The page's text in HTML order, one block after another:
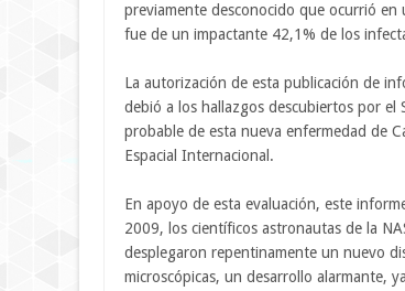
previamente desconocido que ocurrió
fue de un impactante 42,1% de los
La autorización de esta publicación de
debió a los hallazgos descubiertos por el
probable de esta nueva enfermedad de
Espacial Internacional.
En apoyo de esta evaluación, este
2009, los científicos astronautas de la
desplegaron repentinamente un nuevo
microscópicas, un desarrollo alarmante,